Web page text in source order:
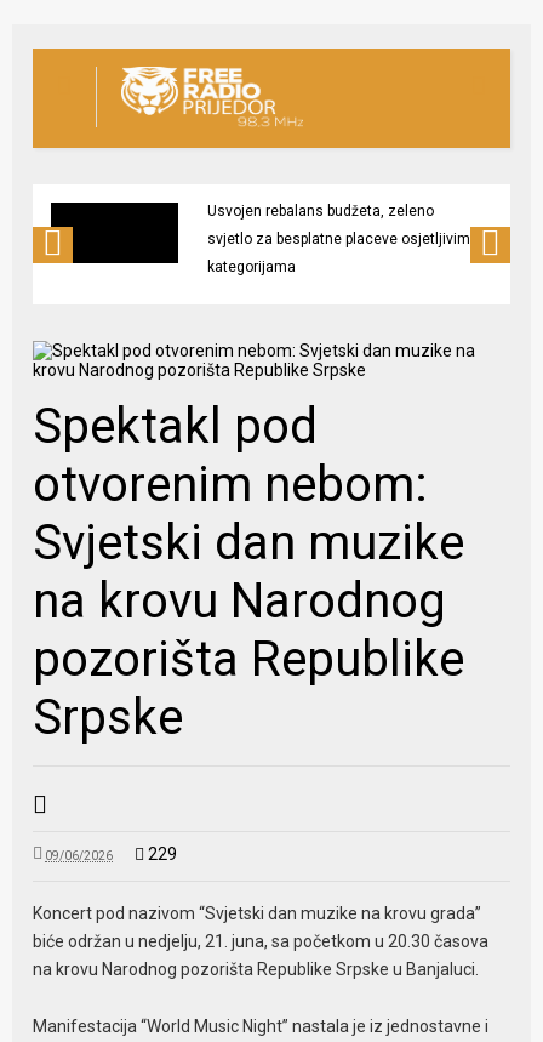
Usvojen rebalans budžeta, zeleno
svjetlo za besplatne placeve osjetljivim
kategorijama
Spektakl pod
otvorenim nebom:
Svjetski dan muzike
na krovu Narodnog
pozorišta Republike
Srpske
09/06/2026 229
Koncert pod nazivom “Svjetski dan muzike na krovu grada”
biće održan u nedjelju, 21. juna, sa početkom u 20.30 časova
na krovu Narodnog pozorišta Republike Srpske u Banjaluci.
Manifestacija “World Music Night” nastala je iz jednostavne i